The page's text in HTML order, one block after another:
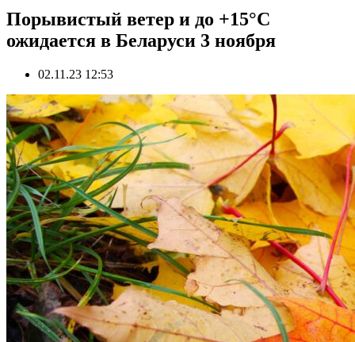
Порывистый ветер и до +15°С
ожидается в Беларуси 3 ноября
02.11.23 12:53